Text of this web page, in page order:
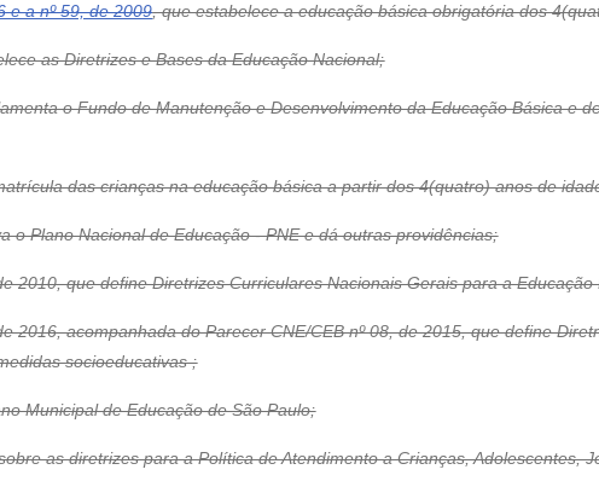
e a nº 59, de 2009, que estabelece a educação básica obrigatória dos
as Diretrizes e Bases da Educação Nacional;
o Fundo de Manutenção e Desenvolvimento da Educação Básica e
das crianças na educação básica a partir dos 4(quatro) anos de
o Plano Nacional de Educação - PNE e dá outras providências;
2010, que define Diretrizes Curriculares Nacionais Gerais para a Educação
2016, acompanhada do Parecer CNE/CEB nº 08, de 2015, que define
socioeducativas ;
Municipal de Educação de São Paulo;
as diretrizes para a Política de Atendimento a Crianças, Adolescentes,